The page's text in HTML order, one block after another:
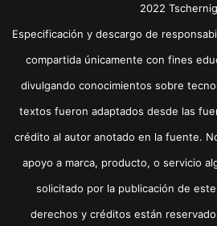
2022
Especificación y descargo de
compartida únicamente con fines
divulgando conocimientos sobre
textos fueron adaptados desde las
crédito al autor anotado en la fuente.
apoyo a marca, producto, o servicio
solicitado por la publicación de
derechos y créditos están